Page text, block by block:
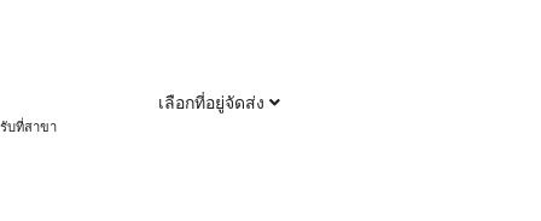
เลือกที่อยู่จัดส่ง
รับที่สาขา